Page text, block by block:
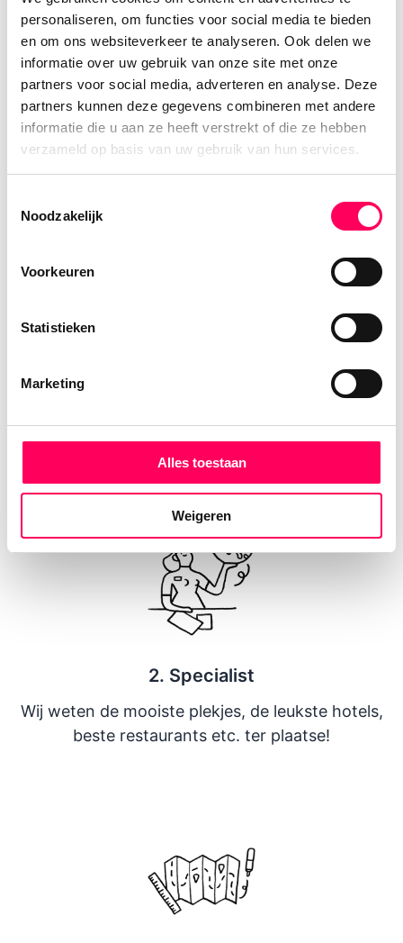
personaliseren, om functies voor social media te bieden
en om ons websiteverkeer te analyseren. Ook delen we
informatie over uw gebruik van onze site met onze
partners voor social media, adverteren en analyse. Deze
partners kunnen deze gegevens combineren met andere
informatie die u aan ze heeft verstrekt of die ze hebben
verzameld op basis van uw gebruik van hun services.
Noodzakelijk
Voorkeuren
Statistieken
Marketing
Alles toestaan
Weigeren
Bekijk alle rondreizen in Cambodja
Onze aanpak
Vertel ons over jezelf en hoe jouw droomreis er
(ongeveer) uitziet.
2. Specialist
Wij weten de mooiste plekjes, de leukste hotels,
beste restaurants etc. ter plaatse!